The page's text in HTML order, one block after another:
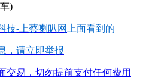
)
技-上蔡喇叭网 上面看到的
，请立即举报
交易，切勿提前支付任何费用